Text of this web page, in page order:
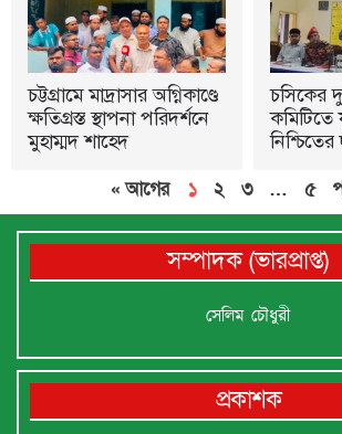
চট্টগ্রামে মাদ্রাসার অগ্নিকাণ্ডে
ক্ষতিগ্রস্ত স্থাপনা পরিদর্শনে
মুহাম্মদ শাহেদ
চসিকের
কমিটিতে
নিশ্চিতের
« আগের ১ ২ ৩ … ৫
সম্পাদক (ভারপ্রাপ্ত)
সেলিম চৌধুরী
প্রকাশক